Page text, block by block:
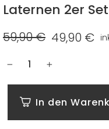
Laternen 2er
Normaler
59,90 €
Sonderpreis49,90 €
+
In den